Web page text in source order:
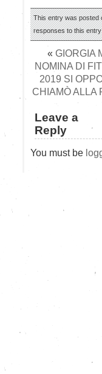
This entry was posted
responses to this
« GIORGIA
NOMINA DI
2019 SI
CHIAMÒ ALLA
Leave a
Reply
You must be